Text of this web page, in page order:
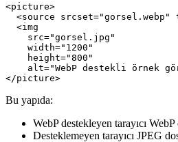
<picture>
<source srcset="gorsel.webp"
  <img
    src="gorsel.jpg"
    width="1200"
    height="800"
alt="WebP destekli örnek
Bu yapıda:
WebP destekleyen tarayıcı WebP
Desteklemeyen tarayıcı JPEG